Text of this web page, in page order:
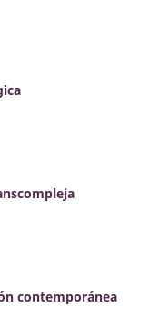
contemporánea